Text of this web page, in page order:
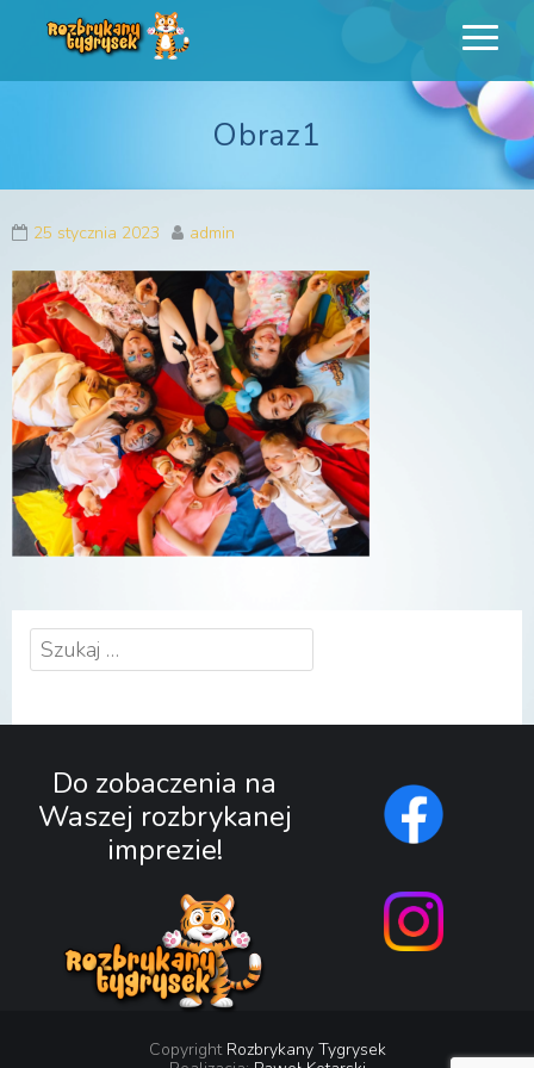
Rozbrykany
Tygrysek
Profesjonalne animacje urodzinowe dla dzieci
Obraz1
25 stycznia 2023 admin
Szukaj:
Do zobaczenia na
Waszej rozbrykanej
imprezie!
Copyright Rozbrykany Tygrysek